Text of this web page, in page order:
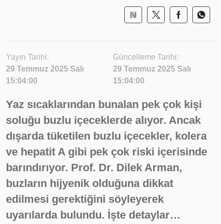
Yayın Tarihi:
29 Temmuz 2025 Salı
15:04:00
Güncelleme Tarihi:
29 Temmuz 2025 Salı
15:04:00
Yaz sıcaklarından bunalan pek çok kişi
soluğu buzlu içeceklerde alıyor. Ancak
dışarda tüketilen buzlu içecekler, kolera
ve hepatit A gibi pek çok riski içerisinde
barındırıyor. Prof. Dr. Dilek Arman,
buzların hijyenik olduğuna dikkat
edilmesi gerektiğini söyleyerek
uyarılarda bulundu. İşte detaylar…